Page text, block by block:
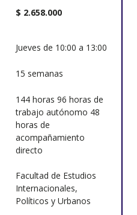
$ 2.658.000
Jueves de 10:00 a 13:00
15 semanas
144 horas 96 horas de
trabajo autónomo 48
horas de
acompañamiento
directo
Facultad de Estudios
Internacionales,
Políticos y Urbanos